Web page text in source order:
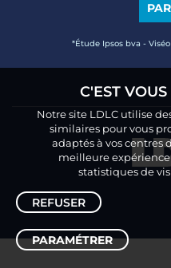
*Étude Ipsos bva -
C'EST
Notre site LDLC utilise
similaires pour vous
adaptés à vos centres
meilleure
statistiques de
REFUSER
PARAMÉTRER